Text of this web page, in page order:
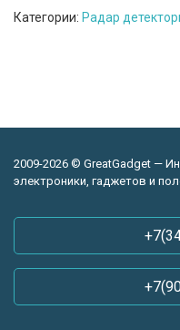
Категории: Радар
2009-2026 © GreatGadget —
электроники, гаджетов и